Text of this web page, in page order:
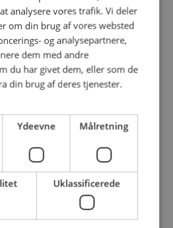
D-sjækkel
m/sikkerhedsbolt
POWERTEX PDSB
Klasse 6
analysere vores trafik. Vi deler
om din brug af vores websted
og analysepartnere,
dem med andre
du har givet dem, eller som de
din brug af deres tjenester.
Ydeevne Målretning
Uklassificerede